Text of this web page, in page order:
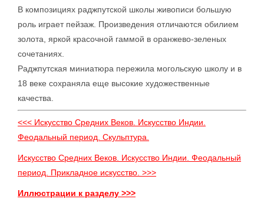
В композициях раджпутской школы живописи большую
роль играет пейзаж. Произведения отличаются обилием
золота, яркой красочной гаммой в оранжево-зеленых
сочетаниях.
Раджпутская миниатюра пережила могольскую школу и в
18 веке сохраняла еще высокие художественные
качества.
<<< Искусство Средних Веков. Искусство Индии.
Феодальный период. Скульптура.
Искусство Средних Веков. Искусство Индии. Феодальный
период. Прикладное искусство. >>>
Иллюстрации к разделу >>>